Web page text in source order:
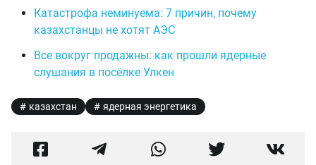
Катастрофа неминуема: 7 причин, почему
казахстанцы не хотят АЭС
Все вокруг продажны: как прошли ядерные
слушания в посёлке Улкен
казахстан ядерная энергетика